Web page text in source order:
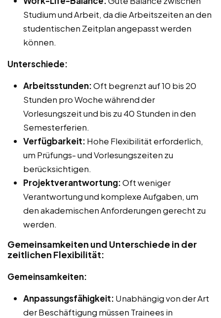
Studium und Arbeit, da die Arbeitszeiten an den
studentischen Zeitplan angepasst werden
können.
Unterschiede:
Arbeitsstunden:Oft begrenzt auf 10 bis 20
Stunden pro Woche während der
Vorlesungszeit und bis zu 40 Stunden in den
Semesterferien.
Verfügbarkeit: Hohe Flexibilität erforderlich,
um Prüfungs- und Vorlesungszeiten zu
berücksichtigen.
Projektverantwortung:Oft weniger
Verantwortung und komplexe Aufgaben, um
den akademischen Anforderungen gerecht zu
werden.
Gemeinsamkeiten und Unterschiede in der
zeitlichen Flexibilität:
Gemeinsamkeiten:
Anpassungsfähigkeit: Unabhängig von der Art
der Beschäftigung müssen Trainees in